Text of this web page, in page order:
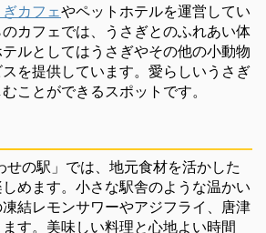
ぎカフェやペットホテルを運営してい
カフェでは、うさぎとのふれあい体
ルとしてはうさぎやその他の小動物
を提供しています。愛らしいうさぎ
ことができるスポットです。
せの駅」では、地元食材を活かした
めます。小さな駅舎のような温かい
結レモンサワーやアジフライ、唐津
す。美味しい料理と心地よい時間